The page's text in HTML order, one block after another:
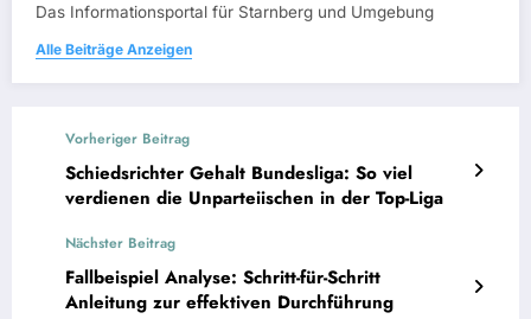
Das Informationsportal für Starnberg und Umgebung
Alle Beiträge Anzeigen
Vorheriger Beitrag
Schiedsrichter Gehalt Bundesliga: So viel
verdienen die Unparteiischen in der Top-Liga
Nächster Beitrag
Fallbeispiel Analyse: Schritt-für-Schritt
Anleitung zur effektiven Durchführung